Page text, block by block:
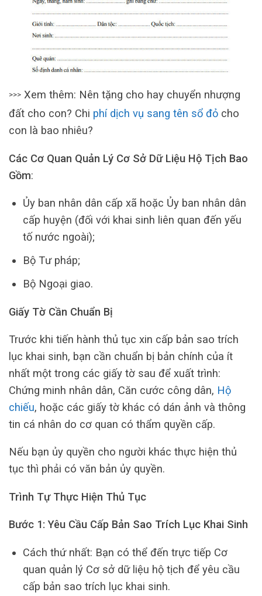
>>> Xem thêm: Nên tặng cho hay chuyển nhượng
đất cho con? Chi phí dịch vụ sang tên sổ đỏ cho
con là bao nhiêu?
Các Cơ Quan Quản Lý Cơ Sở Dữ Liệu Hộ Tịch Bao
Gồm:
Ủy ban nhân dân cấp xã hoặc Ủy ban nhân dân
cấp huyện (đối với khai sinh liên quan đến yếu
tố nước ngoài);
Bộ Tư pháp;
Bộ Ngoại giao.
Giấy Tờ Cần Chuẩn Bị
Trước khi tiến hành thủ tục xin cấp bản sao trích
lục khai sinh, bạn cần chuẩn bị bản chính của ít
nhất một trong các giấy tờ sau để xuất trình:
Chứng minh nhân dân, Căn cước công dân, Hộ
chiếu, hoặc các giấy tờ khác có dán ảnh và thông
tin cá nhân do cơ quan có thẩm quyền cấp.
Nếu bạn ủy quyền cho người khác thực hiện thủ
tục thì phải có văn bản ủy quyền.
Trình Tự Thực Hiện Thủ Tục
Bước 1: Yêu Cầu Cấp Bản Sao Trích Lục Khai Sinh
Cách thứ nhất: Bạn có thể đến trực tiếp Cơ
quan quản lý Cơ sở dữ liệu hộ tịch để yêu cầu
cấp bản sao trích lục khai sinh.